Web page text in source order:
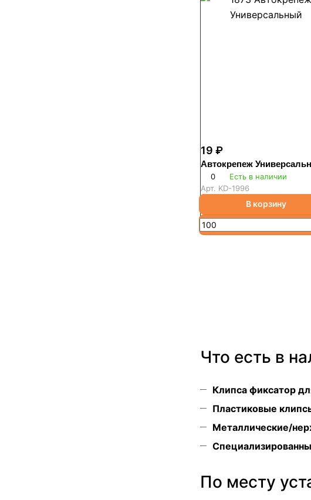
19 ₽
Автокрепеж
0
Есть в наличии
Арт. KD-1996
В корзину
Что есть в
Клипса фиксатор
Пластиковые
Металлические/
По месту